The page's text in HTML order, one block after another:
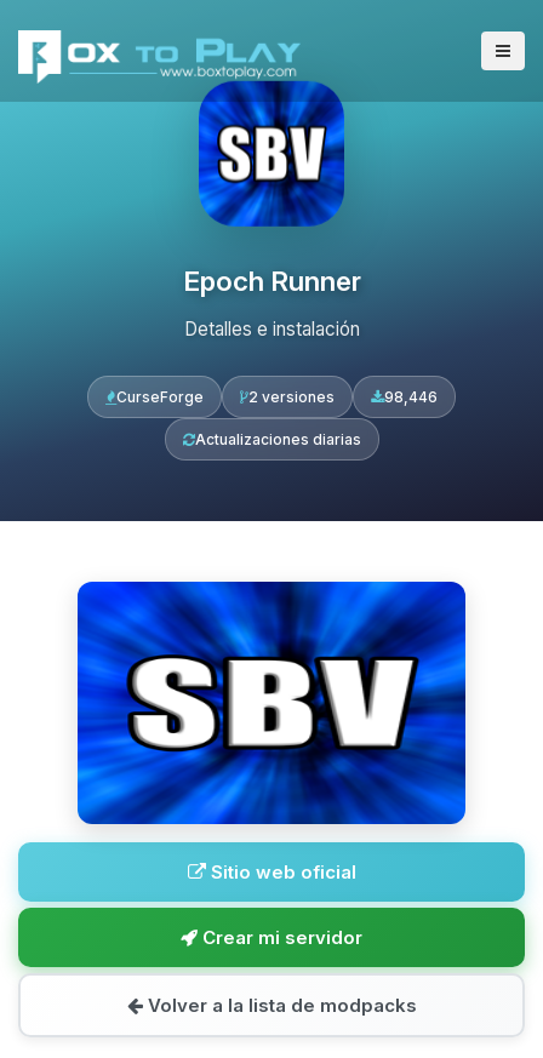
Epoch Runner
Detalles e instalación
CurseForge 2 versiones 98,446
Actualizaciones diarias
Sitio web oficial
Crear mi servidor
Volver a la lista de modpacks